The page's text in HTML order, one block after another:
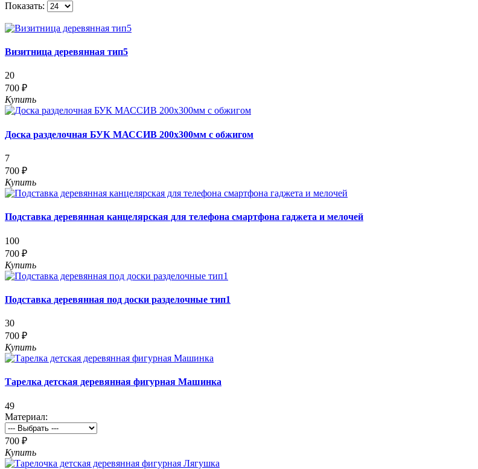
Показать:
Визитница деревянная тип5
20
700 ₽
Купить
Доска разделочная БУК МАССИВ 200х300мм с обжигом
7
700 ₽
Купить
Подставка деревянная канцелярская для телефона смартфона гаджета и мелочей
100
700 ₽
Купить
Подставка деревянная под доски разделочные тип1
30
700 ₽
Купить
Тарелка детская деревянная фигурная Машинка
49
Материал:
700 ₽
Купить